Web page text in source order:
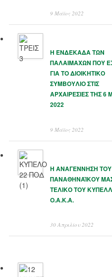
9 Μάϊος 2022
Η ΕΝΔΕΚΑΔΑ ΤΩΝ
ΠΑΛΑΙΜΑΧΩΝ ΠΟΥ
ΓΙΑ ΤΟ ΔΙΟΙΚΗΤΙΚΟ
ΣΥΜΒΟΥΛΙΟ ΣΤΙΣ
ΑΡΧΑΙΡΕΣΙΕΣ ΤΗΣ 6
2022
9 Μάϊος 2022
Η ΑΝΑΓΕΝΝΗΣΗ ΤΟΥ
ΠΑΝΑΘΗΝΑΪΚΟΥ
ΤΕΛΙΚΟ ΤΟΥ
Ο.Α.Κ.Α.
30 Απριλίου 2022